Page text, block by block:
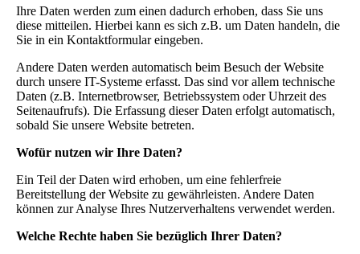
Ihre Daten werden zum einen dadurch erhoben, dass Sie uns
diese mitteilen. Hierbei kann es sich z.B. um Daten handeln, die
Sie in ein Kontaktformular eingeben.
Andere Daten werden automatisch beim Besuch der Website
durch unsere IT-Systeme erfasst. Das sind vor allem technische
Daten (z.B. Internetbrowser, Betriebssystem oder Uhrzeit des
Seitenaufrufs). Die Erfassung dieser Daten erfolgt automatisch,
sobald Sie unsere Website betreten.
Wofür nutzen wir Ihre Daten?
Ein Teil der Daten wird erhoben, um eine fehlerfreie
Bereitstellung der Website zu gewährleisten. Andere Daten
können zur Analyse Ihres Nutzerverhaltens verwendet werden.
Welche Rechte haben Sie bezüglich Ihrer Daten?